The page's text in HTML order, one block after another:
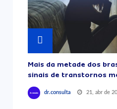
Mais da metade dos
sinais de transtornos
dr.consulta 21, abr de